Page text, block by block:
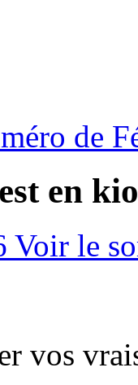
de
en
Voir le
vos